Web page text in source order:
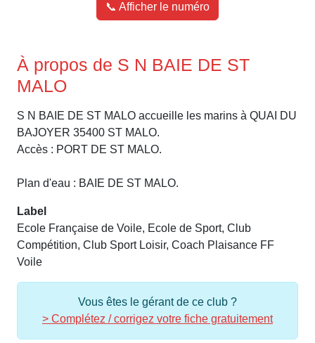
📞 Afficher le numéro
À propos de S N BAIE DE ST
MALO
S N BAIE DE ST MALO accueille les marins à QUAI DU
BAJOYER 35400 ST MALO.
Accès : PORT DE ST MALO.
Plan d'eau : BAIE DE ST MALO.
Label
Ecole Française de Voile, Ecole de Sport, Club
Compétition, Club Sport Loisir, Coach Plaisance FF
Voile
Vous êtes le gérant de ce club ?
> Complétez / corrigez votre fiche gratuitement